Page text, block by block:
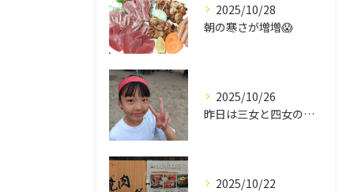
2025/10/28
朝の寒さが増増😱
2025/10/26
昨日は三女と四女の運動会🥰
2025/10/22